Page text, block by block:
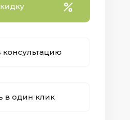
консультацию
в один клик